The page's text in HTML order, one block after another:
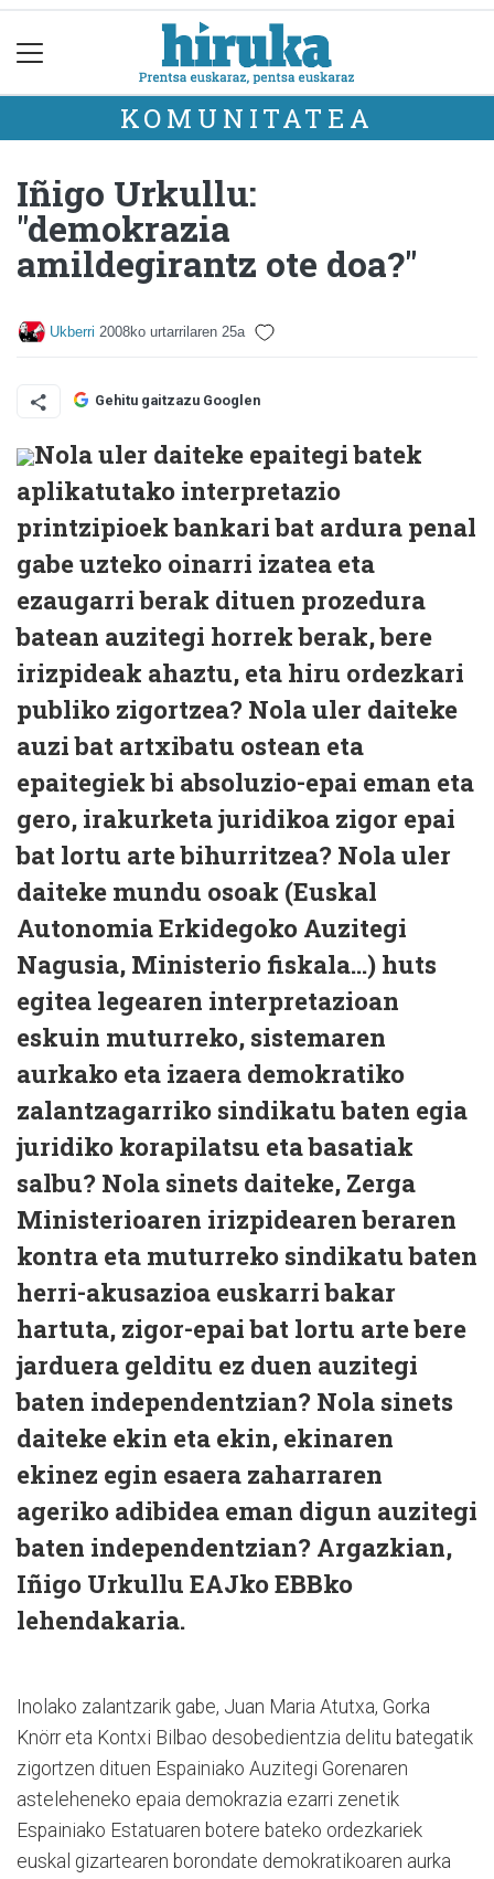
KOMUNITATEA
Iñigo Urkullu:
"demokrazia
amildegirantz ote doa?"
Ukberri 2008ko urtarrilaren 25a
Gehitu gaitzazu Googlen
Nola uler daiteke epaitegi batek
aplikatutako interpretazio
printzipioek bankari bat ardura penal
gabe uzteko oinarri izatea eta
ezaugarri berak dituen prozedura
batean auzitegi horrek berak, bere
irizpideak ahaztu, eta hiru ordezkari
publiko zigortzea? Nola uler daiteke
auzi bat artxibatu ostean eta
epaitegiek bi absoluzio-epai eman eta
gero, irakurketa juridikoa zigor epai
bat lortu arte bihurritzea? Nola uler
daiteke mundu osoak (Euskal
Autonomia Erkidegoko Auzitegi
Nagusia, Ministerio fiskala...) huts
egitea legearen interpretazioan
eskuin muturreko, sistemaren
aurkako eta izaera demokratiko
zalantzagarriko sindikatu baten egia
juridiko korapilatsu eta basatiak
salbu? Nola sinets daiteke, Zerga
Ministerioaren irizpidearen beraren
kontra eta muturreko sindikatu baten
herri-akusazioa euskarri bakar
hartuta, zigor-epai bat lortu arte bere
jarduera gelditu ez duen auzitegi
baten independentzian? Nola sinets
daiteke ekin eta ekin, ekinaren
ekinez egin esaera zaharraren
ageriko adibidea eman digun auzitegi
baten independentzian? Argazkian,
Iñigo Urkullu EAJko EBBko
lehendakaria.
Inolako zalantzarik gabe, Juan Maria Atutxa, Gorka
Knörr eta Kontxi Bilbao desobedientzia delitu bategatik
zigortzen dituen Espainiako Auzitegi Gorenaren
asteleheneko epaia demokrazia ezarri zenetik
Espainiako Estatuaren botere bateko ordezkariek
euskal gizartearen borondate demokratikoaren aurka